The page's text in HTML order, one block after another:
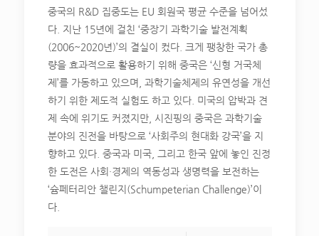
중국의 R&D 집중도는 EU 회원국 평균 수준을 넘어섰
다. 지난 15년에 걸친 ‘중장기 과학기술 발전계획
(2006~2020년)’의 결실이 컸다. 크게 팽창한 국가 총
량을 효과적으로 활용하기 위해 중국은 ‘신형 거국체
제’를 가동하고 있으며, 과학기술체제의 유연성을 개선
하기 위한 제도적 실험도 하고 있다. 미국의 압박과 견
제 속에 위기도 커졌지만, 시진핑의 중국은 과학기술
분야의 진전을 바탕으로 ‘사회주의 현대화 강국’을 지
향하고 있다. 중국과 미국, 그리고 한국 앞에 놓인 진정
한 도전은 사회·경제의 역동성과 생명력을 보전하는
‘슘페터리안 챌린지(Schumpeterian Challenge)’이
다.